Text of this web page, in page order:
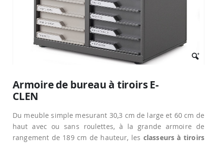
début
de
Galerie
d’images
Armoire de bureau à tiroirs E-
CLEN
Du meuble simple mesurant 30,3 cm de large et 60 cm de
haut avec ou sans roulettes, à la grande armoire de
rangement de 189 cm de hauteur, les classeurs à tiroirs